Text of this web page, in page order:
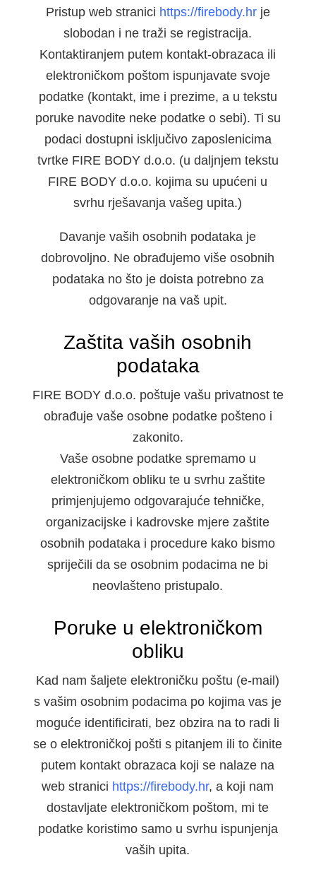
Pristup web stranici https://firebody.hr je
slobodan i ne traži se registracija.
Kontaktiranjem putem kontakt-obrazaca ili
elektroničkom poštom ispunjavate svoje
podatke (kontakt, ime i prezime, a u tekstu
poruke navodite neke podatke o sebi). Ti su
podaci dostupni isključivo zaposlenicima
tvrtke FIRE BODY d.o.o. (u daljnjem tekstu
FIRE BODY d.o.o. kojima su upućeni u
svrhu rješavanja vašeg upita.)
Davanje vaših osobnih podataka je
dobrovoljno. Ne obrađujemo više osobnih
podataka no što je doista potrebno za
odgovaranje na vaš upit.
Zaštita vaših osobnih
podataka
FIRE BODY d.o.o. poštuje vašu privatnost te
obrađuje vaše osobne podatke pošteno i
zakonito.
Vaše osobne podatke spremamo u
elektroničkom obliku te u svrhu zaštite
primjenjujemo odgovarajuće tehničke,
organizacijske i kadrovske mjere zaštite
osobnih podataka i procedure kako bismo
spriječili da se osobnim podacima ne bi
neovlašteno pristupalo.
Poruke u elektroničkom
obliku
Kad nam šaljete elektroničku poštu (e-mail)
s vašim osobnim podacima po kojima vas je
moguće identificirati, bez obzira na to radi li
se o elektroničkoj pošti s pitanjem ili to činite
putem kontakt obrazaca koji se nalaze na
web stranici https://firebody.hr, a koji nam
dostavljate elektroničkom poštom, mi te
podatke koristimo samo u svrhu ispunjenja
vaših upita.